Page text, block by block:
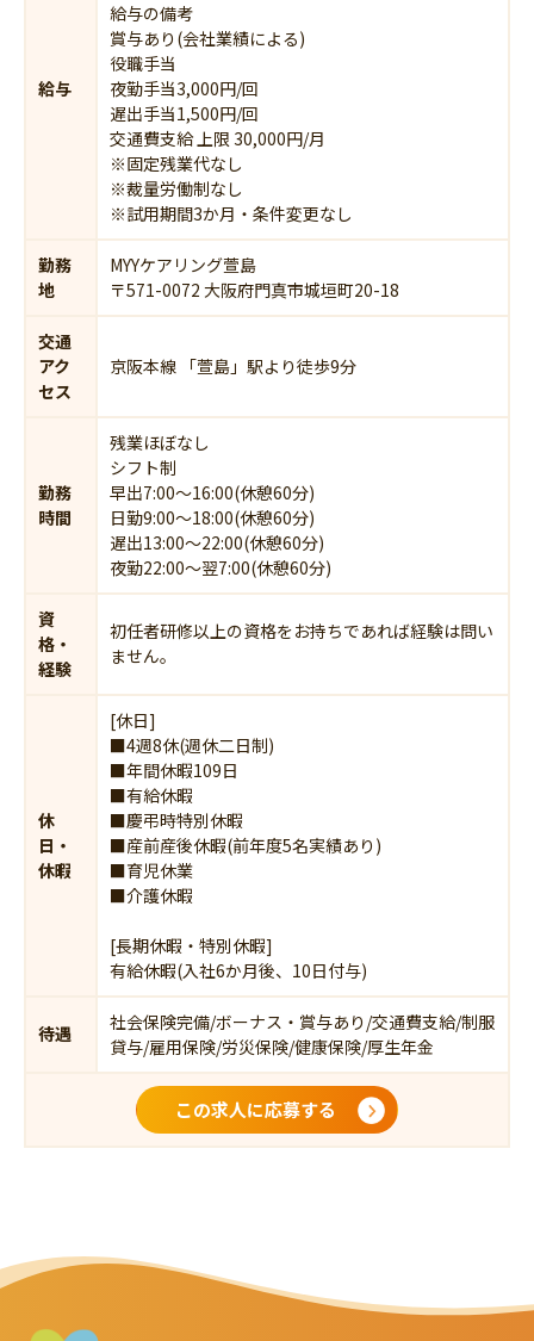
給与
給与の備考
賞与あり(会社業績による)
役職手当
夜勤手当3,000円/回
遅出手当1,500円/回
交通費支給 上限 30,000円/月
※固定残業代なし
※裁量労働制なし
※試用期間3か月・条件変更なし
勤務
地
MYYケアリング萱島
〒571-0072 大阪府門真市城垣町20-18
交通
アク
セス
京阪本線 「萱島」駅より徒歩9分
勤務
時間
残業ほぼなし
シフト制
早出7:00～16:00(休憩60分)
日勤9:00～18:00(休憩60分)
遅出13:00～22:00(休憩60分)
夜勤22:00～翌7:00(休憩60分)
資
格・
経験
初任者研修以上の資格をお持ちであれば経験は問い
ません。
休
日・
休暇
[休日]
■4週8休(週休二日制)
■年間休暇109日
■有給休暇
■慶弔時特別休暇
■産前産後休暇(前年度5名実績あり)
■育児休業
■介護休暇
[長期休暇・特別休暇]
有給休暇(入社6か月後、10日付与)
待遇
社会保険完備/ボーナス・賞与あり/交通費支給/制服
貸与/雇用保険/労災保険/健康保険/厚生年金
この求人に応募する